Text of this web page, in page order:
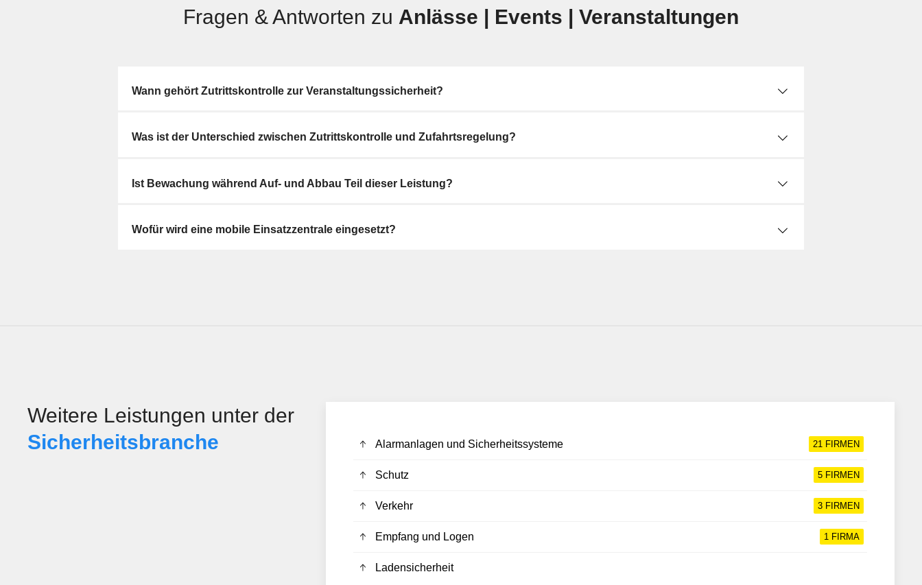
Fragen & Antworten zu Anlässe | Events | Veranstaltungen
Wann gehört Zutrittskontrolle zur Veranstaltungssicherheit?
Was ist der Unterschied zwischen Zutrittskontrolle und Zufahrtsregelung?
Ist Bewachung während Auf- und Abbau Teil dieser Leistung?
Wofür wird eine mobile Einsatzzentrale eingesetzt?
Weitere Leistungen unter der
Sicherheits­branche
Alarmanlagen und Sicherheitssysteme 21 FIRMEN
Schutz 5FIRMEN
Verkehr 3FIRMEN
Empfang und Logen 1 FIRMA
Ladensicherheit